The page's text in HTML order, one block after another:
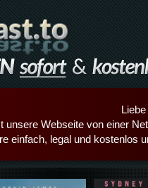
unsere Webseite von einer
einfach, legal und kostenlos